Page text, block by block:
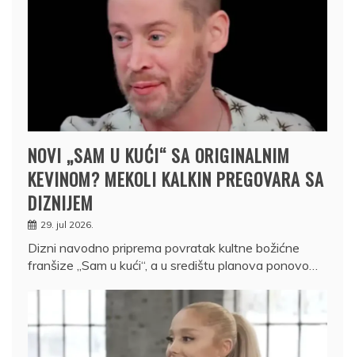
NOVI „SAM U KUĆI“ SA ORIGINALNIM
KEVINOM? MEKOLI KALKIN PREGOVARA SA
DIZNIJEM
29. jul 2026.
Dizni navodno priprema povratak kultne božićne
franšize „Sam u kući“, a u središtu planova ponovo…